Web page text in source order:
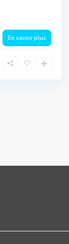
En savoir plus